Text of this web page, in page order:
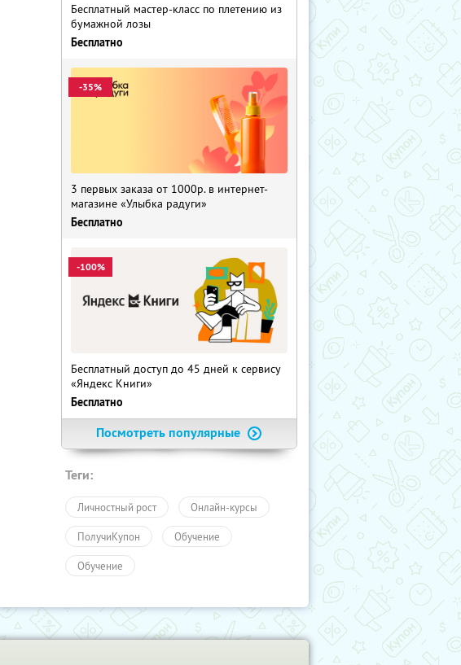
Бесплатный мастер-класс по плетению из
бумажной лозы
Бесплатно
-35%
3 первых заказа от 1000р. в интернет-
магазине «Улыбка радуги»
Бесплатно
-100%
Бесплатный доступ до 45 дней к сервису
«Яндекс Книги»
Бесплатно
Посмотреть популярные
Теги:
Личностный рост Онлайн-курсы
ПолучиКупон Обучение
Обучение